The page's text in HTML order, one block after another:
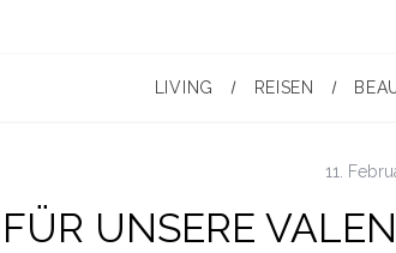
LIVING REISEN
11.
FÜR UNSERE